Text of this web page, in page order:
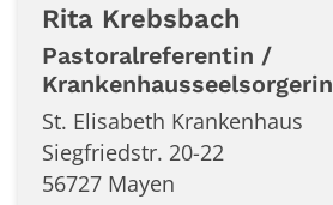
Rita Krebsbach
Pastoralreferentin /
Krankenhausseelsorgerin
St. Elisabeth Krankenhaus
Siegfriedstr. 20-22
56727 Mayen